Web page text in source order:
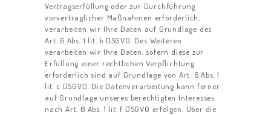
Vertragserfüllung oder zur Durchführung
vorvertraglicher Maßnahmen erforderlich,
verarbeiten wir Ihre Daten auf Grundlage des
Art. 6 Abs. 1 lit. b DSGVO. Des Weiteren
verarbeiten wir Ihre Daten, sofern diese zur
Erfüllung einer rechtlichen Verpflichtung
erforderlich sind auf Grundlage von Art. 6 Abs. 1
lit. c DSGVO. Die Datenverarbeitung kann ferner
auf Grundlage unseres berechtigten Interesses
nach Art. 6 Abs. 1 lit. f DSGVO erfolgen. Über die